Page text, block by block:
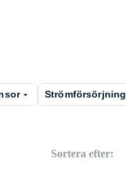
Strömförsörjning
Sortera efter: